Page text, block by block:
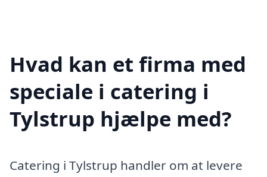
Hvad kan et firma med
speciale i catering i
Tylstrup hjælpe med?
Catering i Tylstrup handler om at levere